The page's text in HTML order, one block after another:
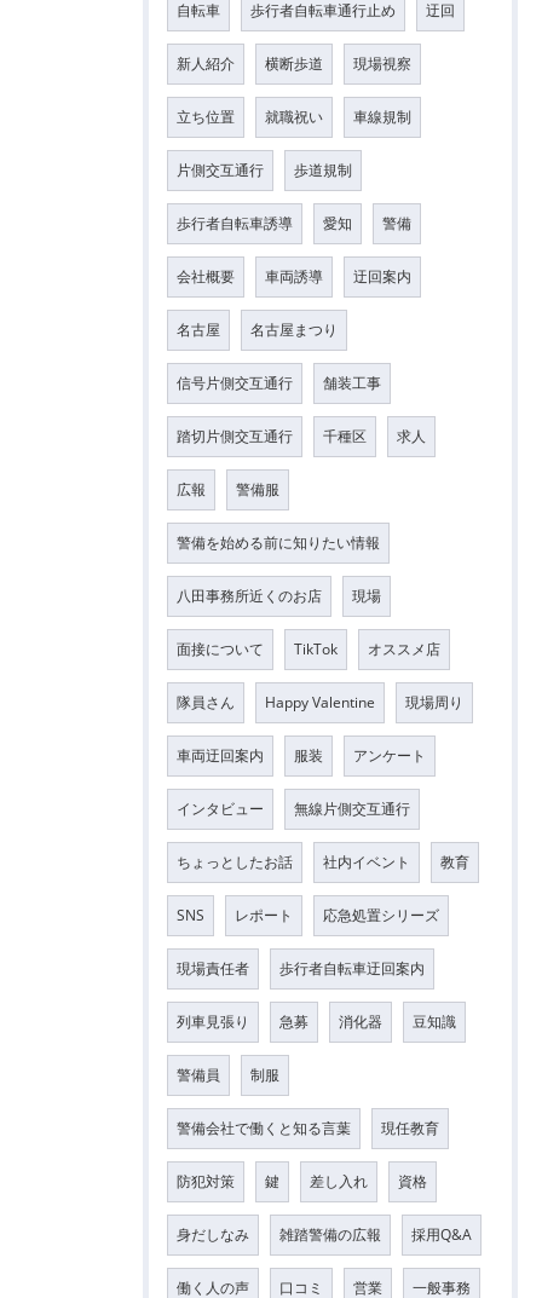
自転車 歩行者自転車通行止め 迂回
新人紹介 横断歩道 現場視察
立ち位置 就職祝い 車線規制
片側交互通行 歩道規制
歩行者自転車誘導 愛知 警備
会社概要 車両誘導 迂回案内
名古屋 名古屋まつり
信号片側交互通行 舗装工事
踏切片側交互通行 千種区 求人
広報 警備服
警備を始める前に知りたい情報
八田事務所近くのお店 現場
面接について TikTok オススメ店
隊員さん Happy Valentine 現場周り
車両迂回案内 服装 アンケート
インタビュー 無線片側交互通行
ちょっとしたお話 社内イベント 教育
SNS レポート 応急処置シリーズ
現場責任者 歩行者自転車迂回案内
列車見張り 急募 消化器 豆知識
警備員 制服
警備会社で働くと知る言葉 現任教育
防犯対策 鍵 差し入れ 資格
身だしなみ 雑踏警備の広報 採用Q&A
働く人の声 口コミ 営業 一般事務